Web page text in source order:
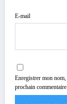
E-mail
Enregistrer mon
prochain commentaire.